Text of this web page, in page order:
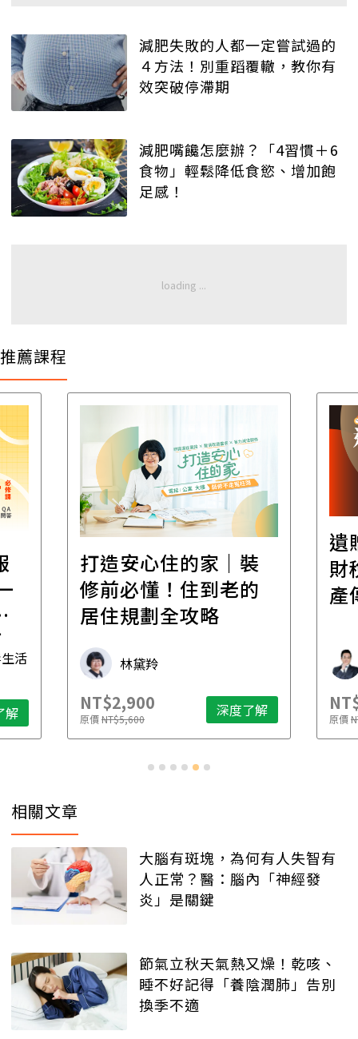
減肥失敗的人都一定嘗試過的
４方法！別重蹈覆轍，教你有
效突破停滯期
減肥嘴饞怎麼辦？「4習慣＋6
食物」輕鬆降低食慾、增加飽
足感！
推薦課程
活
解
打造安心住的家｜裝
修前必懂！住到老的
居住規劃全攻略
林黛羚
NT$2,900
原價NT$5,600 深度了解
遺
財
產
原價
相關文章
大腦有斑塊，為何有人失智有
人正常？醫：腦內「神經發
炎」是關鍵
節氣立秋天氣熱又燥！乾咳、
睡不好記得「養陰潤肺」告別
換季不適